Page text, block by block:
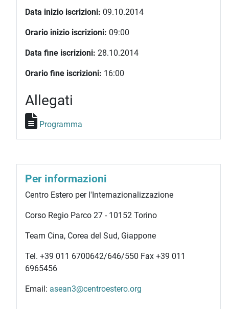
Data inizio iscrizioni: 09.10.2014
Orario inizio iscrizioni: 09:00
Data fine iscrizioni: 28.10.2014
Orario fine iscrizioni: 16:00
Allegati
Programma
Per informazioni
Centro Estero per l'Internazionalizzazione
Corso Regio Parco 27 - 10152 Torino
Team Cina, Corea del Sud, Giappone
Tel. +39 011 6700642/646/550 Fax +39 011
6965456
Email: asean3@centroestero.org